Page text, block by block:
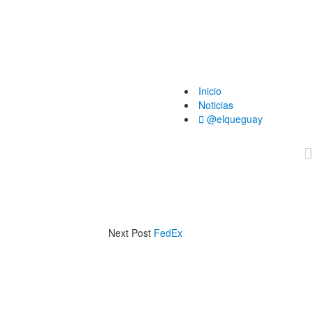
Inicio
Noticias
@elqueguay
Next Post FedEx